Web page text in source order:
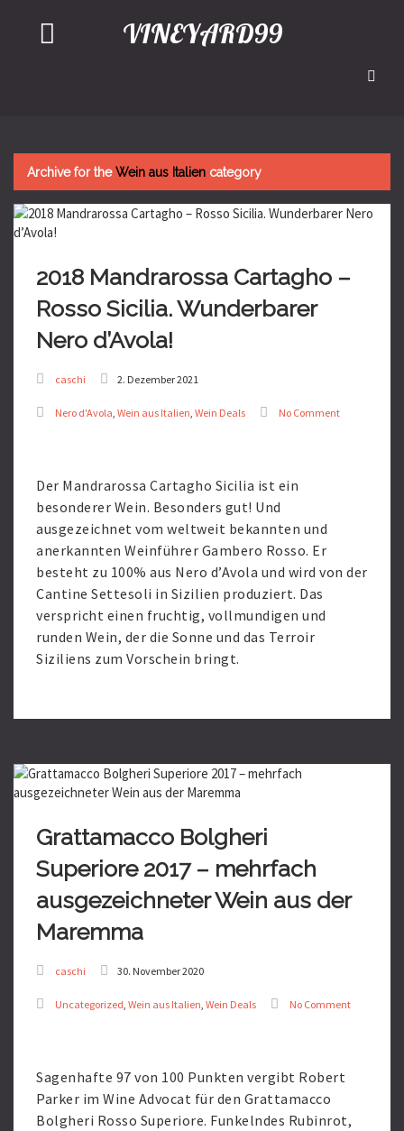
VINEYARD99
Archive for theWein aus Italien category
2018 Mandrarossa Cartagho –
Rosso Sicilia. Wunderbarer
Nero d’Avola!
caschi 2. Dezember 2021
Nero d'Avola, Wein aus Italien, Wein Deals No Comment
Der Mandrarossa Cartagho Sicilia ist ein
besonderer Wein. Besonders gut! Und
ausgezeichnet vom weltweit bekannten und
anerkannten Weinführer Gambero Rosso. Er
besteht zu 100% aus Nero d’Avola und wird von der
Cantine Settesoli in Sizilien produziert. Das
verspricht einen fruchtig, vollmundigen und
runden Wein, der die Sonne und das Terroir
Siziliens zum Vorschein bringt.
Grattamacco Bolgheri
Superiore 2017 – mehrfach
ausgezeichneter Wein aus der
Maremma
caschi 30. November 2020
Uncategorized, Wein aus Italien, Wein Deals No Comment
Sagenhafte 97 von 100 Punkten vergibt Robert
Parker im Wine Advocat für den Grattamacco
Bolgheri Rosso Superiore. Funkelndes Rubinrot,